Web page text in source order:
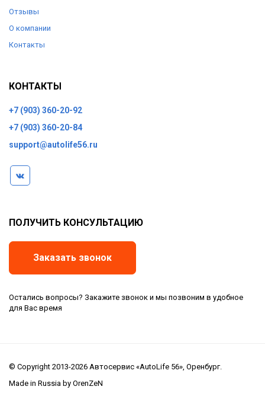
Отзывы
О компании
Контакты
КОНТАКТЫ
+7 (903) 360-20-92
+7 (903) 360-20-84
support@autolife56.ru
ПОЛУЧИТЬ КОНСУЛЬТАЦИЮ
Заказать звонок
Остались вопросы? Закажите звонок и мы позвоним в удобное
для Вас время
© Copyright 2013-2026 Автосервис «AutoLife 56», Оренбург.
Made in Russia by OrenZeN